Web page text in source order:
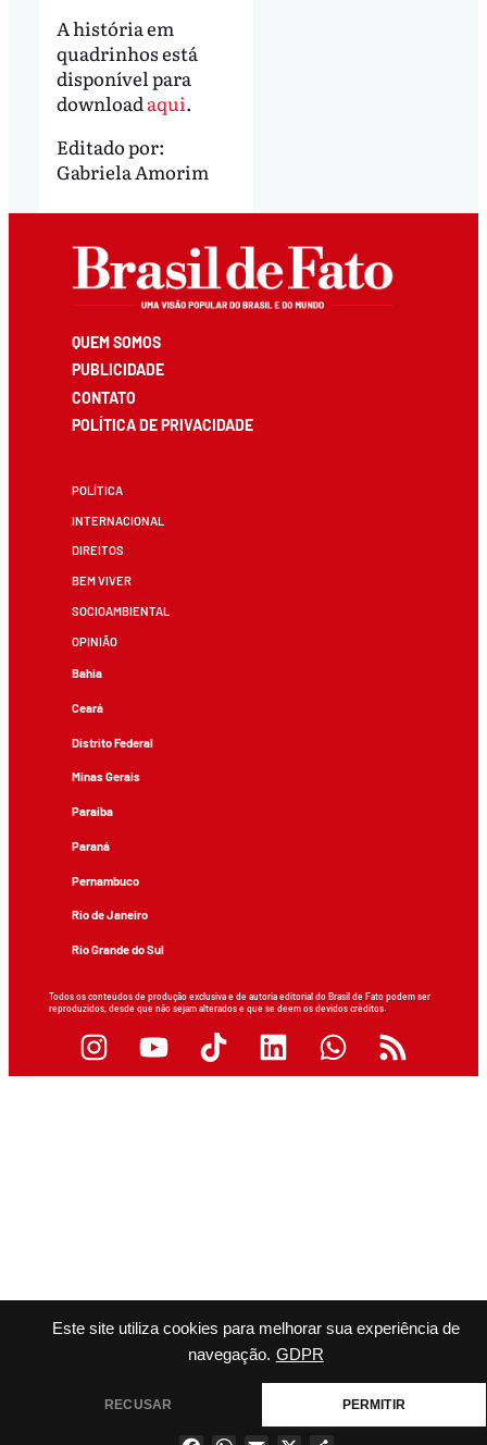
Este site utiliza cookies para melhorar sua experiência de
navegação. GDPR
RECUSAR PERMITIR
A história em
quadrinhos está
disponível para
downloadaqui.
Editado por:
Gabriela Amorim
QUEM SOMOS
PUBLICIDADE
CONTATO
POLÍTICA DE PRIVACIDADE
POLÍTICA
INTERNACIONAL
DIREITOS
BEM VIVER
SOCIOAMBIENTAL
OPINIÃO
Bahia
Ceará
Distrito Federal
Minas Gerais
Paraíba
Paraná
Pernambuco
Rio de Janeiro
Rio Grande do Sul
Todos os conteúdos de produção exclusiva e de autoria editorial do Brasil de Fato podem ser
reproduzidos, desde que não sejam alterados e que se deem os devidos créditos.